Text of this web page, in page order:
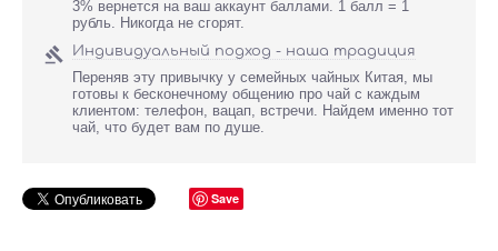
3% вернется на ваш аккаунт баллами. 1 балл = 1
рубль. Никогда не сгорят.
 Индивидуальный подход - наша традиция
Переняв эту привычку у семейных чайных Китая, мы
готовы к бесконечному общению про чай с каждым
клиентом: телефон, вацап, встречи. Найдем именно тот
чай, что будет вам по душе.
Save